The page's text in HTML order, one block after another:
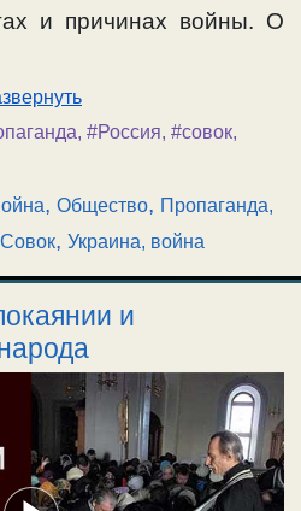
и причинах войны. О
, #Россия, #совок,
,Общество, Пропаганда,
Совок, Украина, война
и